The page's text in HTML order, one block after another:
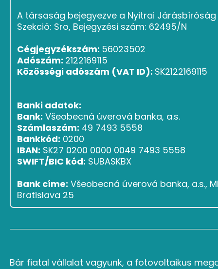
A társaság bejegyezve a Nyitrai Járásbíróság
Szekció: Sro, Bejegyzési szám: 62495/N
Cégjegyzékszám: 56023502
Adószám: 2122169115
Közösségi adószám (VAT ID): SK2122169115
Banki adatok:
Bank: Všeobecná úverová banka, a.s.
Számlaszám: 49 7493 5558
Bankkód: 0200
IBAN: SK27 0200 0000 0049 7493 5558
SWIFT/BIC kód: SUBASKBX
Bank címe: Všeobecná úverová banka, a.s.,
Bratislava 25
Bár fiatal vállalat vagyunk, a fotovoltaikus